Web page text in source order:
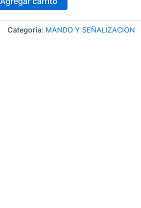
Categoría: MANDO Y SEÑALIZACION